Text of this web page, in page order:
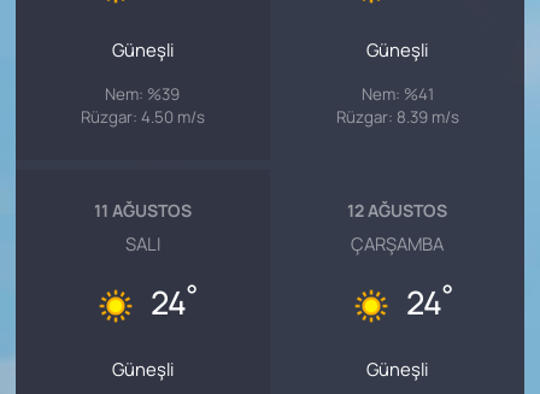
Güneşli
Nem: %39
Rüzgar: 4.50 m/s
Güneşli
Nem: %41
Rüzgar: 8.39 m/s
11 AĞUSTOS
SALI
24°
Güneşli
12 AĞUSTOS
ÇARŞAMBA
24°
Güneşli